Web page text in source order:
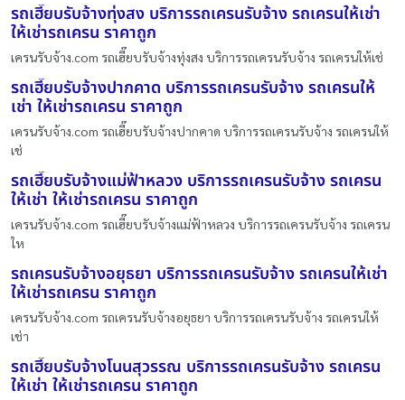
รถเฮี๊ยบรับจ้างทุ่งสง บริการรถเครนรับจ้าง รถเครนให้เช่า
ให้เช่ารถเครน ราคาถูก
เครนรับจ้าง.com รถเฮี๊ยบรับจ้างทุ่งสง บริการรถเครนรับจ้าง รถเครนให้เช่
รถเฮี๊ยบรับจ้างปากคาด บริการรถเครนรับจ้าง รถเครนให้
เช่า ให้เช่ารถเครน ราคาถูก
เครนรับจ้าง.com รถเฮี๊ยบรับจ้างปากคาด บริการรถเครนรับจ้าง รถเครนให้
เช่
รถเฮี๊ยบรับจ้างแม่ฟ้าหลวง บริการรถเครนรับจ้าง รถเครน
ให้เช่า ให้เช่ารถเครน ราคาถูก
เครนรับจ้าง.com รถเฮี๊ยบรับจ้างแม่ฟ้าหลวง บริการรถเครนรับจ้าง รถเครน
ให
รถเครนรับจ้างอยุธยา บริการรถเครนรับจ้าง รถเครนให้เช่า
ให้เช่ารถเครน ราคาถูก
เครนรับจ้าง.com รถเครนรับจ้างอยุธยา บริการรถเครนรับจ้าง รถเครนให้
เช่า
รถเฮี๊ยบรับจ้างโนนสุวรรณ บริการรถเครนรับจ้าง รถเครน
ให้เช่า ให้เช่ารถเครน ราคาถูก